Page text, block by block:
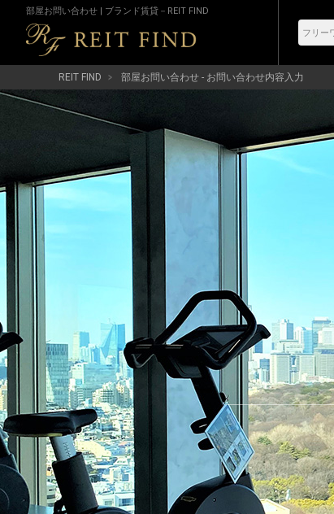
部屋お問い合わせ | ブランド賃貸－REIT FIND
REIT FIND 部屋お問い合わせ - お問い合わせ内容入力